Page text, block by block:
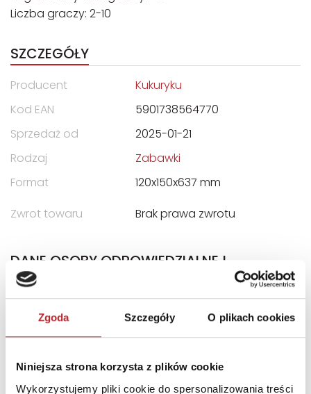
Zgoda Szczegóły O plikach cookies
Niniejsza strona korzysta z plików cookie
Wykorzystujemy pliki cookie do spersonalizowania treści
Liczba graczy: 2-10
SZCZEGÓŁY
Producent
Kukuryku
Kod EAN
5901738564770
Sprzedaż od
2025-01-21
Rodzaj
Zabawki
Format
120x150x637 mm
Zwrot towaru
Brak prawa zwrotu
DANE OSOBY ODPOWIEDZIALNEJ
Nazwa
Pogorzelska
Ulica
ul. Ekonomiczna 4
Miasto
CZĘSTOCHOWA